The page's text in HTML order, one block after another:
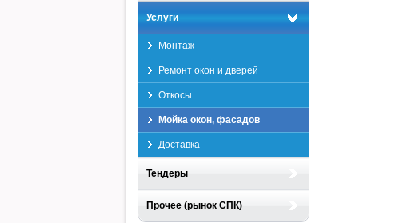
Услуги
Монтаж
Ремонт окон и дверей
Откосы
Мойка окон, фасадов
Доставка
Тендеры
Прочее (рынок СПК)